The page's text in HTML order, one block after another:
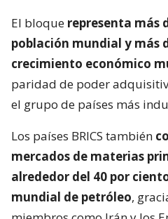
El bloque representa más
población mundial y más
crecimiento económico
paridad de poder
el grupo de países más
Los países BRICS también
mercados de materias
alrededor del 40 por
mundial de petróleo,